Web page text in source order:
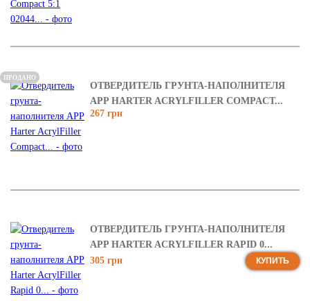
ОТВЕРДИТЕЛЬ ГРУНТА-НАПОЛНИТЕЛЯ
APP HARTER ACRYLFILLER COMPACT...
267 грн
ПРОДАНО
ОТВЕРДИТЕЛЬ ГРУНТА-НАПОЛНИТЕЛЯ
APP HARTER ACRYLFILLER RAPID 0...
305 грн
КУПИТЬ